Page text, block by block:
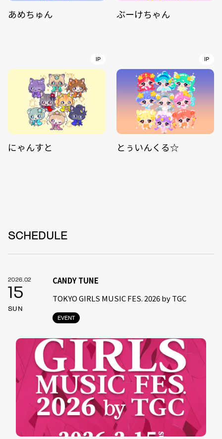
あめちゅん ぶーけちゃん
IP
にゃんすと
IP
とぅいんくる☆
SCHEDULE
2026.02
15
SUN
EVENT
CANDY TUNE
TOKYO GIRLS MUSIC FES. 2026 by TGC